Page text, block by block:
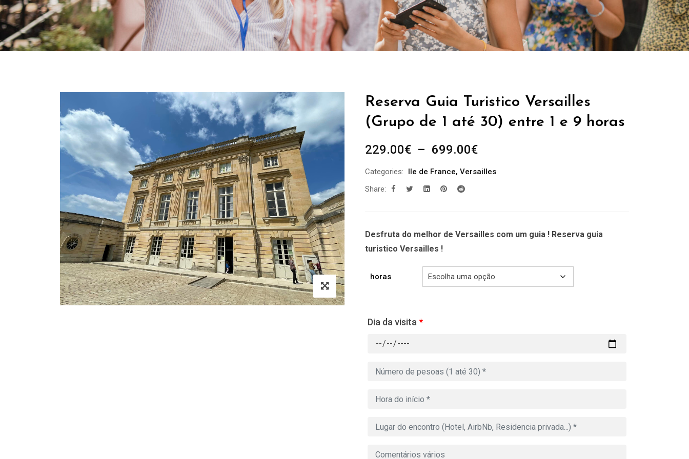
Reserva Guia Turistico Versailles
(Grupo de 1 até 30) entre 1 e 9 horas
229.00€ – 699.00€Plage
prix :
Categories: Ile de France, Versailles
Share:
Desfruta do melhor de Versailles com um guia ! Reserva guia
turistico Versailles !
horas
Dia da visita *